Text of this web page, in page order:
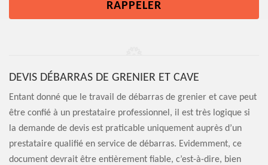
DEVIS DÉBARRAS DE GRENIER ET CAVE
Entant donné que le travail de débarras de grenier et cave peut
être confié à un prestataire professionnel, il est très logique si
la demande de devis est praticable uniquement auprès d’un
prestataire qualifié en service de débarras. Evidemment, ce
document devrait être entièrement fiable, c’est-à-dire, bien